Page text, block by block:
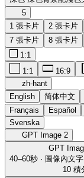
5
1 張卡片
2 張卡片
7 張卡片
8 張卡片
1:1
1:1
16:9
zh-hant
English
简体中文
Français
Español
Svenska
GPT Image 2
GPT
40–60秒 · 圖像內文
10 積